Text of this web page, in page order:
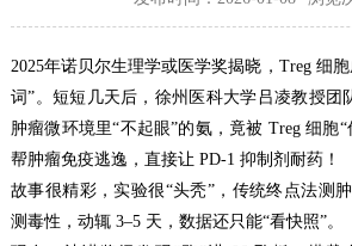
2025年诺贝尔生理学或医学奖揭晓，Treg 细
词”。短短几天后，徐州医科大学吕凌教授团
肿瘤微环境里“不起眼”的氨，竟被 Treg 细胞
帮肿瘤免疫逃逸，直接让 PD-1 抑制剂耐药！
故事很精彩，实验很“头秃”，传统终点法测
测毒性，动辄 3–5 天，数据还只能“看快照”。